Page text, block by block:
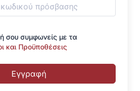
σου συμφωνείς με τα
και Προϋποθέσεις
Εγγραφή